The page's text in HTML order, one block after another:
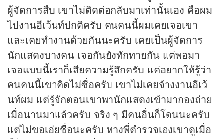
ผู้จัดการสืบ เขาไม่ติดต่อกลับมาเท่านั้นเอง คือผม
ไปงานอีเว้นท์ปกติครับ คนคนนี้ผมเคยเจอเขา
และเคยทำงานด้วยกันนะครับ เคยเป็นผู้จัดการ
นักแสดงบางคน เจอกันยังทักทายกัน แต่พอมา
เจอแบบนี้เราก็เสียความรู้สึกครับ แค่อยากให้รู้ว่า
คนคนนี้เขาคิดไม่ซื่อครับ เขาไม่เคยจ้างงานอีเว้
นท์ผม แต่รู้จักตอนเขาพานักแสดงเข้ามากองถ่าย
เมื่อนานมาแล้วครับ จริง ๆ มีคนอื่นก็โดนนะครับ
แต่ไม่ขอเอ่ยชื่อนะครับ ทางพี่ตำรวจเองเขาดูเมื่อ